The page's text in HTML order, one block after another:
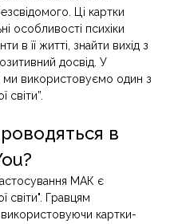
Ці картки
особливості психіки
в її житті, знайти вихід з
досвід. У
ми використовуємо один з
світи”.
в
МАК є
світи". Гравцям
картки-